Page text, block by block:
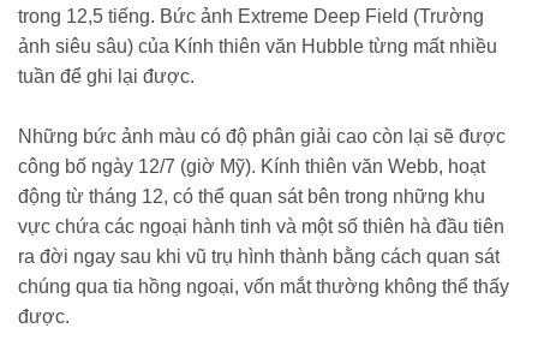
trong 12,5 tiếng. Bức ảnh Extreme Deep Field (Trường
ảnh siêu sâu) của Kính thiên văn Hubble từng mất nhiều
tuần để ghi lại được.
Những bức ảnh màu có độ phân giải cao còn lại sẽ được
công bố ngày 12/7 (giờ Mỹ). Kính thiên văn Webb, hoạt
động từ tháng 12, có thể quan sát bên trong những khu
vực chứa các ngoại hành tinh và một số thiên hà đầu tiên
ra đời ngay sau khi vũ trụ hình thành bằng cách quan sát
chúng qua tia hồng ngoại, vốn mắt thường không thể thấy
được.